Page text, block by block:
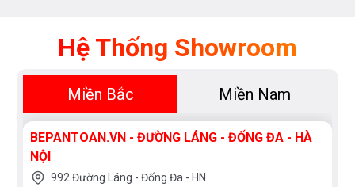
Hệ Thống Showroom
Miền Bắc Miền Nam
BEPANTOAN.VN - ĐƯỜNG LÁNG - ĐỐNG ĐA - HÀ
NỘI
992 Đường Láng - Đống Đa - HN